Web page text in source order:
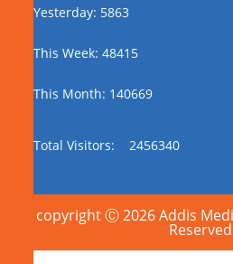
Yesterday: 5863
This Week: 48415
This Month: 140669
Total Visitors: 2456340
copyright Ⓒ 2026 Addis